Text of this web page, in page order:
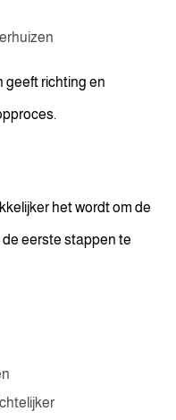
geeft richting en
het wordt om de
de eerste stappen te